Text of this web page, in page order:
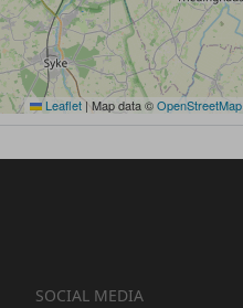
Leaflet | Map data ©OpenStreetMap
SOCIAL MEDIA